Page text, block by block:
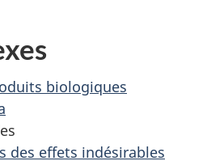
biologiques
des effets indésirables